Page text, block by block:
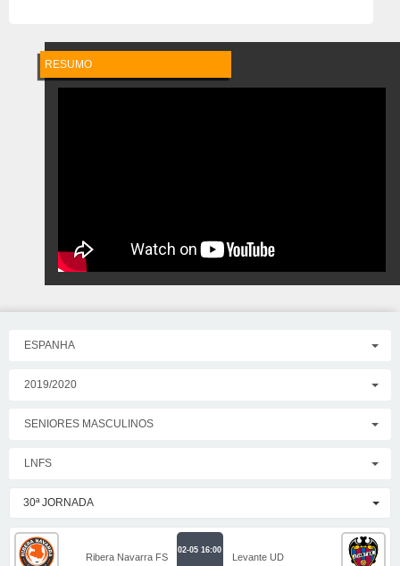
RESUMO
ESPANHA
2019/2020
SENIORES MASCULINOS
LNFS
30ª JORNADA
Ribera Navarra FS
02-05 16:00
Levante UD